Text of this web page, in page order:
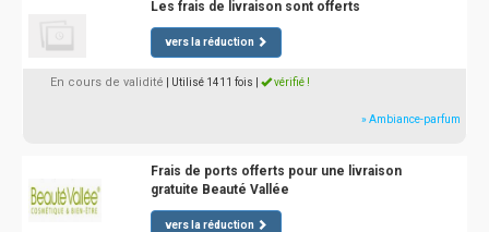
Les frais de livraison sont offerts
vers la réduction
En cours de validité | Utilisé 1411 fois vérifié !
» Ambiance-parfum
Frais de ports offerts pour une livraison
gratuite Beauté Vallée
vers la réduction